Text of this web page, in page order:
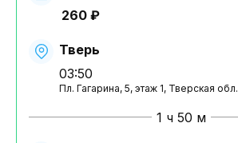
260 ₽
Тверь
03:50
Пл. Гагарина, 5, этаж 1, Тверская обл.
1 ч 50 м